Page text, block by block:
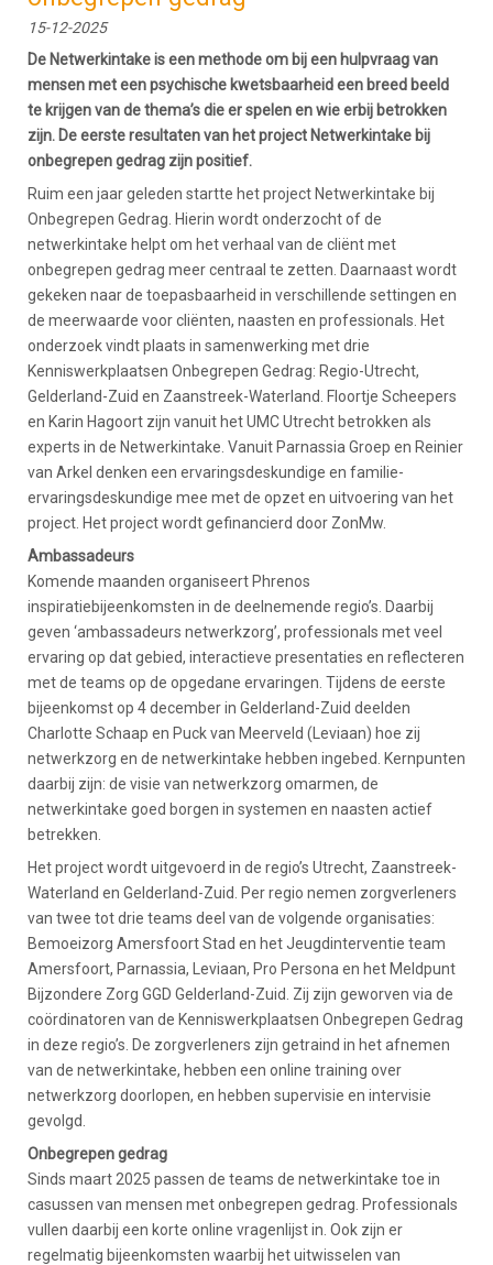
15-12-2025
De Netwerkintake is een methode om bij een hulpvraag van
mensen met een psychische kwetsbaarheid een breed beeld
te krijgen van de thema’s die er spelen en wie erbij betrokken
zijn. De eerste resultaten van het project Netwerkintake bij
onbegrepen gedrag zijn positief.
Ruim een jaar geleden startte het project Netwerkintake bij
Onbegrepen Gedrag. Hierin wordt onderzocht of de
netwerkintake helpt om het verhaal van de cliënt met
onbegrepen gedrag meer centraal te zetten. Daarnaast wordt
gekeken naar de toepasbaarheid in verschillende settingen en
de meerwaarde voor cliënten, naasten en professionals. Het
onderzoek vindt plaats in samenwerking met drie
Kenniswerkplaatsen Onbegrepen Gedrag: Regio-Utrecht,
Gelderland-Zuid en Zaanstreek-Waterland. Floortje Scheepers
en Karin Hagoort zijn vanuit het UMC Utrecht betrokken als
experts in de Netwerkintake. Vanuit Parnassia Groep en Reinier
van Arkel denken een ervaringsdeskundige en familie-
ervaringsdeskundige mee met de opzet en uitvoering van het
project. Het project wordt gefinancierd door ZonMw.
Ambassadeurs
Komende maanden organiseert Phrenos
inspiratiebijeenkomsten in de deelnemende regio’s. Daarbij
geven ‘ambassadeurs netwerkzorg’, professionals met veel
ervaring op dat gebied, interactieve presentaties en reflecteren
met de teams op de opgedane ervaringen. Tijdens de eerste
bijeenkomst op 4 december in Gelderland-Zuid deelden
Charlotte Schaap en Puck van Meerveld (Leviaan) hoe zij
netwerkzorg en de netwerkintake hebben ingebed. Kernpunten
daarbij zijn: de visie van netwerkzorg omarmen, de
netwerkintake goed borgen in systemen en naasten actief
betrekken.
Het project wordt uitgevoerd in de regio’s Utrecht, Zaanstreek-
Waterland en Gelderland-Zuid. Per regio nemen zorgverleners
van twee tot drie teams deel van de volgende organisaties:
Bemoeizorg Amersfoort Stad en het Jeugdinterventie team
Amersfoort, Parnassia, Leviaan, Pro Persona en het Meldpunt
Bijzondere Zorg GGD Gelderland-Zuid. Zij zijn geworven via de
coördinatoren van de Kenniswerkplaatsen Onbegrepen Gedrag
in deze regio’s. De zorgverleners zijn getraind in het afnemen
van de netwerkintake, hebben een online training over
netwerkzorg doorlopen, en hebben supervisie en intervisie
gevolgd.
Onbegrepen gedrag
Sinds maart 2025 passen de teams de netwerkintake toe in
casussen van mensen met onbegrepen gedrag. Professionals
vullen daarbij een korte online vragenlijst in. Ook zijn er
regelmatig bijeenkomsten waarbij het uitwisselen van